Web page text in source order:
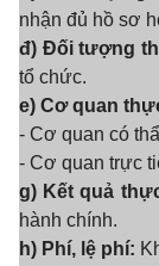
nhận đủ hồ sơ
đ) Đối tượng
tổ chức.
e) Cơ quan
- Cơ quan có
- Cơ quan trực
g) Kết quả
hành chính.
h) Phí, lệ phí: